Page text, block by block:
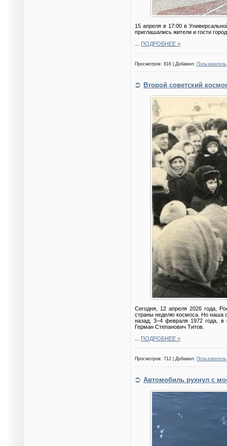
15 апреля в 17:00 в
приглашались жители и гости
ПОДРОБНЕЕ »
Просмотров: 816 | Добавил: Пользователь
Второй советский
Сегодня, 12 апреля 2026 года,
страны неделю космоса. Но наша
назад, 3–4 февраля 1972 года,
Герман Степанович Титов.
ПОДРОБНЕЕ »
Просмотров: 712 | Добавил: Пользователь
Автомобиль рухнул с